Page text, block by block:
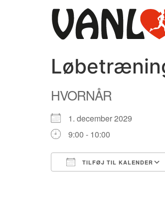
HVORNÅR
1. december 2029
9:00 - 10:00
TILFØJ TIL KALENDER